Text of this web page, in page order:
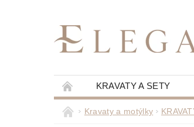
KRAVATY A SETY
Kravaty a motýlky